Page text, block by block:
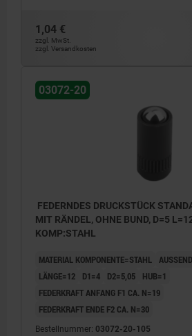
1,04 €
zzgl. MwSt.
zzgl. Versandkosten
03072-20
FEDERNDES DRUCKSTÜCK
MIT RÄNDEL, OHNE BUND, D=5
KOMP:STAHL
MATERIAL KOMPONENTE=STAHL
LÄNGE=12
D1=4 D2=5,05
HUB=1
FEDERKRAFT ANFANG F1 CA. N=19
FEDERKRAFT ENDE F2 CA. N=30
Bestellnummer: 03072-20-105